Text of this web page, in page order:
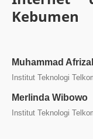
Kebumen
Muhammad
Institut Teknologi
Merlinda Wibowo
Institut Teknologi